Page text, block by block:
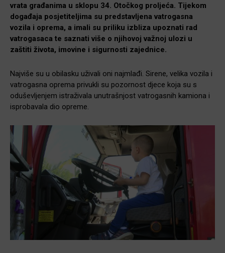
vrata građanima u sklopu 34. Otočkog proljeća. Tijekom
događaja posjetiteljima su predstavljena vatrogasna
vozila i oprema, a imali su priliku izbliza upoznati rad
vatrogasaca te saznati više o njihovoj važnoj ulozi u
zaštiti života, imovine i sigurnosti zajednice.
Najviše su u obilasku uživali oni najmlađi. Sirene, velika vozila i
vatrogasna oprema privukli su pozornost djece koja su s
oduševljenjem istraživala unutrašnjost vatrogasnih kamiona i
isprobavala dio opreme.